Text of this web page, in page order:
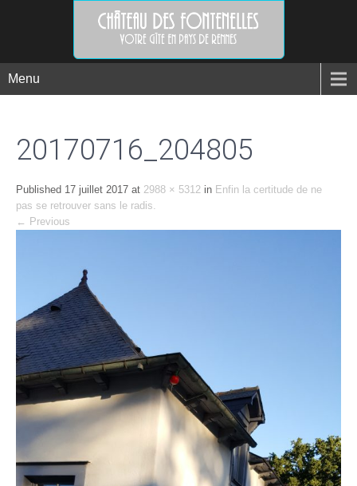
Menu
20170716_204805
Published 17 juillet 2017 at 2988 × 5312 in Enfin la certitude de ne
pas se retrouver sans le radis.
← Previous